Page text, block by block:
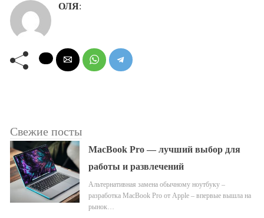
ОЛЯ:
Свежие посты
MacBook Pro — лучший выбор для
работы и развлечений
Альтернативная замена обычному ноутбуку –
разработка MacBook Pro от Apple – впервые вышла на
рынок…